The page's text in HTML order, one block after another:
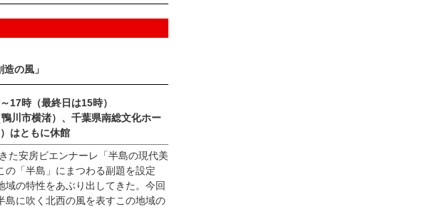
造の風」
17時（最終日は15時）
川市横渚）、千葉県南総文化ホー
はともに休館
た安房ビエンナーレ「半島の現代美
の「半島」にまつわる副題を設定
域の特性をあぶり出してきた。今回
島に吹く北西の風を表すこの地域の